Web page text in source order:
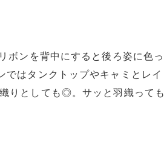
ボンを背中にすると後ろ姿に色っ
はタンクトップやキャミとレイ
りとしても◎。サッと羽織っても